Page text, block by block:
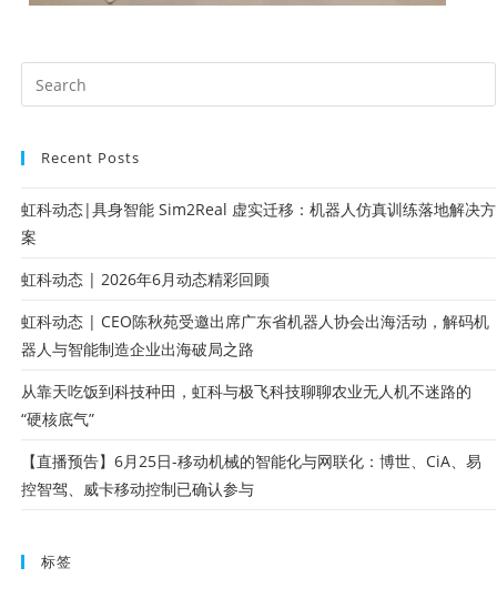
Recent Posts
虹科动态|具身智能 Sim2Real 虚实迁移：机器人仿真训练落地解决方
案
虹科动态 | 2026年6月动态精彩回顾
虹科动态 | CEO陈秋苑受邀出席广东省机器人协会出海活动，解码机
器人与智能制造企业出海破局之路
从靠天吃饭到科技种田，虹科与极飞科技聊聊农业无人机不迷路的
“硬核底气”
【直播预告】6月25日-移动机械的智能化与网联化：博世、CiA、易
控智驾、威卡移动控制已确认参与
标签